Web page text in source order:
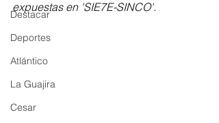
Destacar
Deportes
Atlántico
La Guajira
Cesar
expuestas en 'SIE7E-SINCO'.